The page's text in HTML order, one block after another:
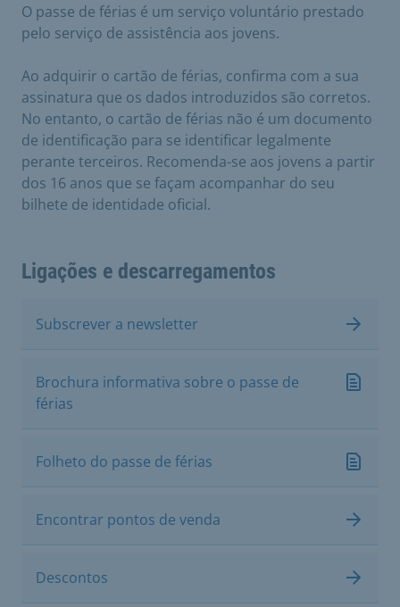
O passe de férias é um serviço voluntário prestado
pelo serviço de assistência aos jovens.
Ao adquirir o cartão de férias, confirma com a sua
assinatura que os dados introduzidos são corretos.
No entanto, o cartão de férias não é um documento
de identificação para se identificar legalmente
perante terceiros. Recomenda-se aos jovens a partir
dos 16 anos que se façam acompanhar do seu
bilhete de identidade oficial.
Ligações e descarregamentos
Subscrever a newsletter
Brochura informativa sobre o passe de
férias
Folheto do passe de férias
Encontrar pontos de venda
Descontos